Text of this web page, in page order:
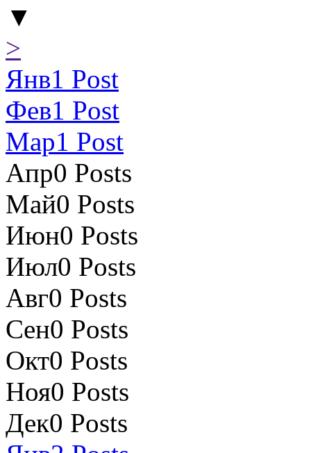
▼
>
Янв1 Post
Фев1 Post
Мар1 Post
Апр0 Posts
Май0 Posts
Июн0 Posts
Июл0 Posts
Авг0 Posts
Сен0 Posts
Окт0 Posts
Ноя0 Posts
Дек0 Posts